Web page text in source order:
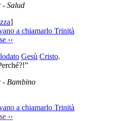
- Salud
]
a chiamarlo Trinità
››
lodato Gesù Cristo.
- Bambino
a chiamarlo Trinità
››